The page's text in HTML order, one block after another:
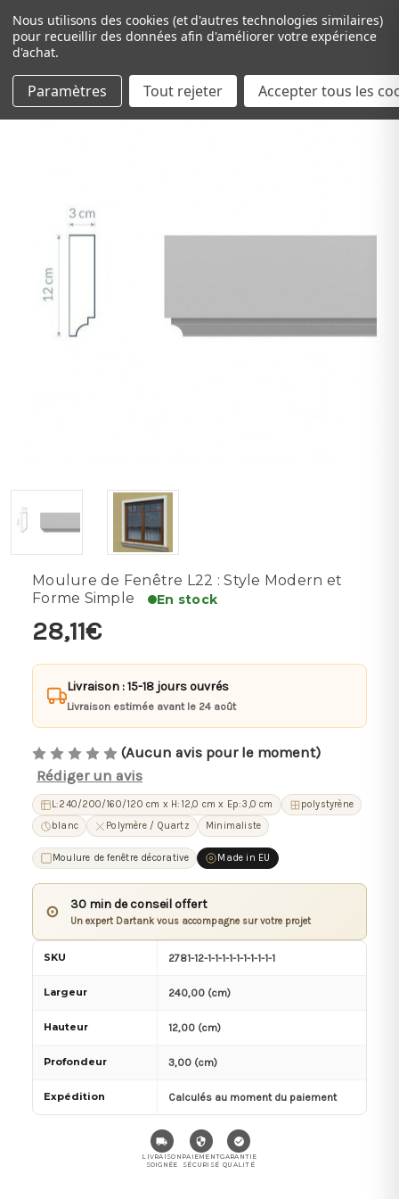
Passer au contenu principal
Moulure de Fenêtre L22 : Style Modern et
Forme Simple
En stock
28,11€
Livraison : 15-18 jours ouvrés
Livraison estimée avant le 24 août
(Aucun avis pour le moment)
Rédiger un avis
L:240/200/160/120 cm x H:12,0 cm x Ep:3,0 cm
polystyrène
blanc
Polymère / Quartz Minimaliste
Moulure de fenêtre décorative Made in EU
⊙ 30 min de conseil offert
Un expert Dartank vous accompagne sur votre projet
SKU 2781-12-1-1-1-1-1-1-1-1-1-1
Largeur 240,00 (cm)
Hauteur 12,00 (cm)
Profondeur 3,00 (cm)
Expédition Calculés au moment du paiement
LIVRAISON
SOIGNÉE
PAIEMENT
SÉCURISÉ
GARANTIE
QUALITÉ
Nous utilisons des cookies (et d'autres technologies similaires)
pour recueillir des données afin d'améliorer votre expérience
d'achat.
Paramètres Tout rejeter Accepter tous les